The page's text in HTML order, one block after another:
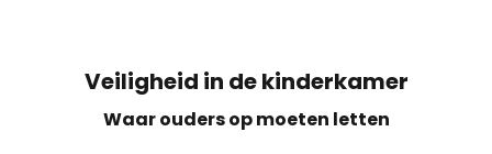
Veiligheid in de kinderkamer
Waar ouders op moeten letten